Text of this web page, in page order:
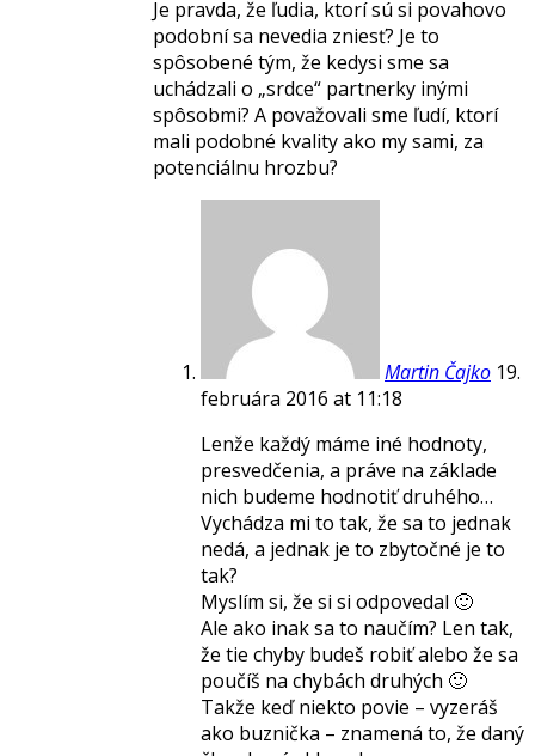
Je pravda, že ľudia, ktorí sú si povahovo
podobní sa nevedia zniesť? Je to
spôsobené tým, že kedysi sme sa
uchádzali o „srdce“ partnerky inými
spôsobmi? A považovali sme ľudí, ktorí
mali podobné kvality ako my sami, za
potenciálnu hrozbu?
Martin Čajko 19.
februára 2016 at 11:18
Lenže každý máme iné hodnoty,
presvedčenia, a práve na základe
nich budeme hodnotiť druhého…
Vychádza mi to tak, že sa to jednak
nedá, a jednak je to zbytočné je to
tak?
Myslím si, že si si odpovedal 🙂
Ale ako inak sa to naučím? Len tak,
že tie chyby budeš robiť alebo že sa
poučíš na chybách druhých 🙂
Takže keď niekto povie – vyzeráš
ako buznička – znamená to, že daný